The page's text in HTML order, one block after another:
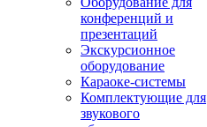
конференций и
презентаций
Экскурсионное
оборудование
Караоке-системы
Комплектующие для
звукового